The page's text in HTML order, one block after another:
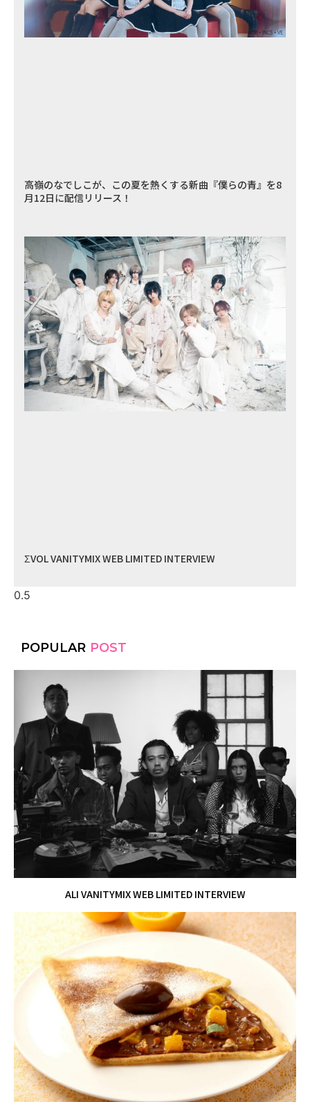
高嶺のなでしこが、この夏を熱くする新曲『僕らの青』を8
月12日に配信リリース！
ΣVOL VANITYMIX WEB LIMITED INTERVIEW
POPULAR POST
ALI VANITYMIX WEB LIMITED INTERVIEW